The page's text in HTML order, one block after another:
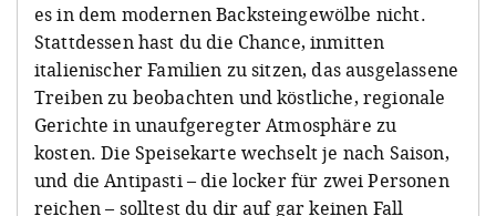
es in dem modernen Backsteingewölbe nicht.
Stattdessen hast du die Chance, inmitten
italienischer Familien zu sitzen, das ausgelassene
Treiben zu beobachten und köstliche, regionale
Gerichte in unaufgeregter Atmosphäre zu
kosten. Die Speisekarte wechselt je nach Saison,
und die Antipasti – die locker für zwei Personen
reichen – solltest du dir auf gar keinen Fall